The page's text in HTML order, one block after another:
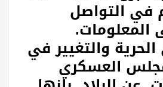
في التواصل
المعلومات.
والتغيير في
العسكري